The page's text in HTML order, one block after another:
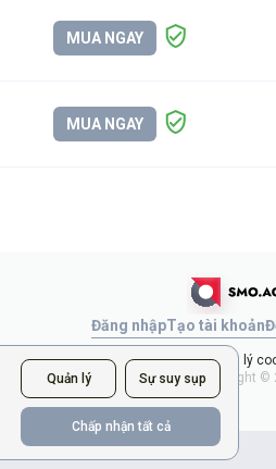
Quản lý Sự suy sụp
Chấp nhận tất cả
MUA NGAY
MUA NGAY
Đăng nhậpTạo tài khoản
Quản lý
Copyright ©